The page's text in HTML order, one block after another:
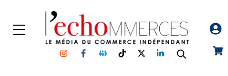
content
Menu
InstagramFacebookGroupe
Facebook
TikTokTwitterLinkedin